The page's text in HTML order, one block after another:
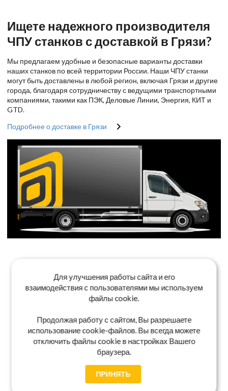
Ищете надежного производителя
ЧПУ станков с доставкой в Грязи?
Мы предлагаем удобные и безопасные варианты доставки
наших станков по всей территории России. Наши ЧПУ станки
могут быть доставлены в любой регион, включая Грязи и другие
города, благодаря сотрудничеству с ведущими транспортными
компаниями, такими как ПЭК, Деловые Линии, Энергия, КИТ и
GTD.
Подробнее о доставке в Грязи
Для улучшения работы сайта и его
взаимодействия с пользователями мы используем
файлы cookie.
Продолжая работу с сайтом, Вы разрешаете
использование cookie-файлов. Вы всегда можете
отключить файлы cookie в настройках Вашего
браузера.
ПРИНЯТЬ